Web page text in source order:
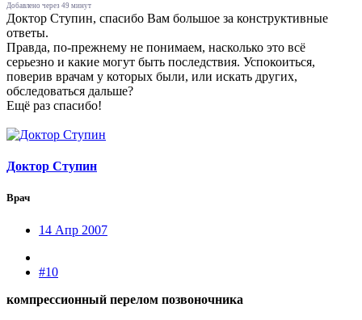
Добавлено через 49 минут
Доктор Ступин, спасибо Вам большое за конструктивные
ответы.
Правда, по-прежнему не понимаем, насколько это всё
серьезно и какие могут быть последствия. Успокоиться,
поверив врачам у которых были, или искать других,
обследоваться дальше?
Ещё раз спасибо!
Доктор Ступин
Врач
14 Апр 2007
#10
компрессионный перелом позвоночника